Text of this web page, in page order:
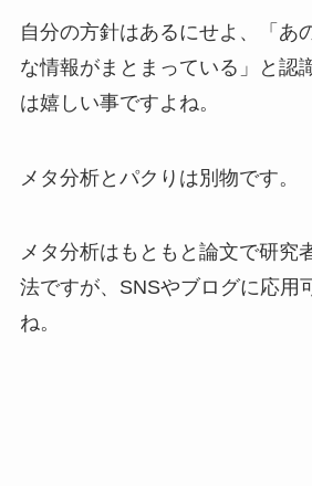
自分の方針はあるにせよ、「あ
な情報がまとまっている」と認
は嬉しい事ですよね。
メタ分析とパクりは別物です。
メタ分析はもともと論文で研究
法ですが、SNSやブログに応用
ね。